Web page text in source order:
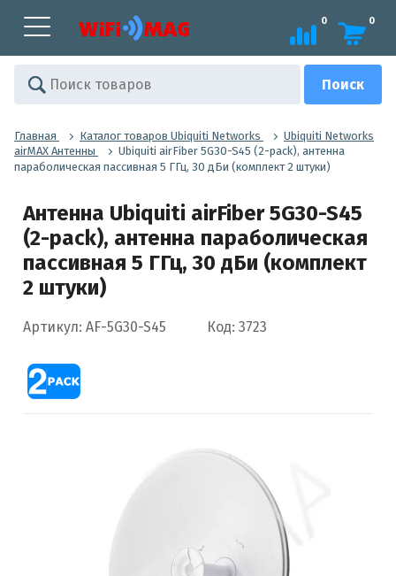
0 0
Главная Каталог товаров Ubiquiti Networks
Ubiquiti Networks
airMAX Антенны
Ubiquiti airFiber 5G30-S45 (2-pack), антенна
параболическая пассивная 5 ГГц, 30 дБи (комплект 2 штуки)
Антенна Ubiquiti airFiber 5G30-S45
(2-pack), антенна параболическая
пассивная 5 ГГц, 30 дБи (комплект
2 штуки)
Артикул: AF-5G30-S45 Код: 3723